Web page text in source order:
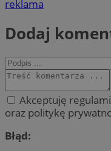
reklama
Dodaj
Akceptuję
oraz politykę
Błąd: